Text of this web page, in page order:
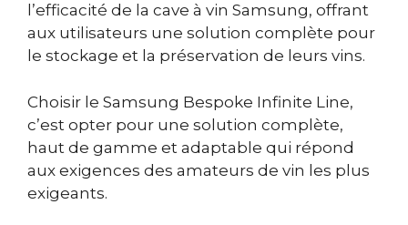
l’efficacité de la cave à vin Samsung, offrant
aux utilisateurs une solution complète pour
le stockage et la préservation de leurs vins.
Choisir le Samsung Bespoke Infinite Line,
c’est opter pour une solution complète,
haut de gamme et adaptable qui répond
aux exigences des amateurs de vin les plus
exigeants.